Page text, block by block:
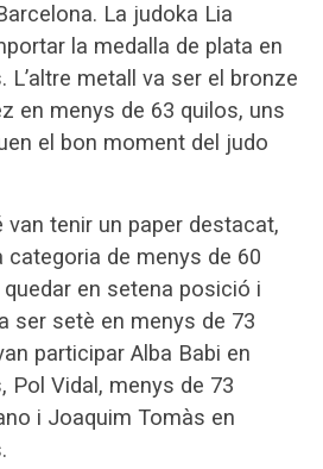
La judoka Lia
la medalla de plata en
L’altre metall va ser el bronze
en menys de 63 quilos, uns
el bon moment del judo
van tenir un paper destacat,
categoria de menys de 60
en setena posició i
ser setè en menys de 73
participar Alba Babi en
Pol Vidal, menys de 73
i Joaquim Tomàs en